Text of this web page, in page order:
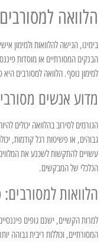
הלוואה
בימינו, הגישה להלוואות ולמימון
הבנקים המסורתיים או מוסדות
למימון נוסף. הלוואה למסורבים
מדוע אנשים
הגורמים לסירוב בהלוואה יכולים
גבוהים, או פשיטות רגל קודמות,
עשויים להתקשות לשכנע את
הכלכלי של המבקשים.
הלוואות
למרות הקשיים, ישנם גופים
המסורתיים, וכוללות ריבית גבוהה